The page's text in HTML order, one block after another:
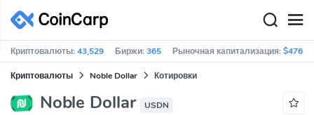
Криптовалюты:43,529 Биржи:365 Рыночная капитализация:
Криптовалюты Noble Dollar Котировки
Noble Dollar USDN